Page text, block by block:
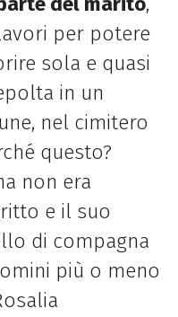
per potere
sola e quasi
in un
nel cimitero
questo?
non era
e il suo
di compagna
più o meno